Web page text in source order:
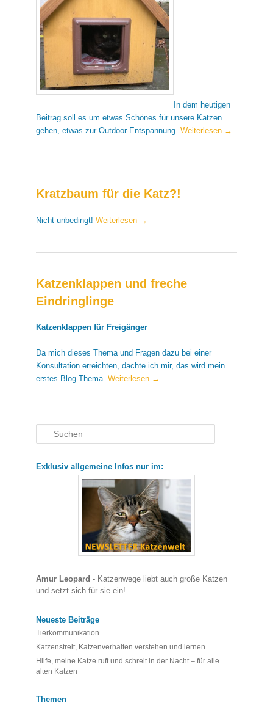
In dem heutigen
Beitrag soll es um etwas Schönes für unsere Katzen
gehen, etwas zur Outdoor-Entspannung.Weiterlesen →
Kratzbaum für die Katz?!
Nicht unbedingt!Weiterlesen →
Katzenklappen und freche
Eindringlinge
Katzenklappen für Freigänger
Da mich dieses Thema und Fragen dazu bei einer
Konsultation erreichten, dachte ich mir, das wird mein
erstes Blog-Thema.Weiterlesen →
Suchen
Exklusiv allgemeine Infos nur im:
Amur Leopard- Katzenwege liebt auch große Katzen
und setzt sich für sie ein!
Neueste Beiträge
Tierkommunikation
Katzenstreit, Katzenverhalten verstehen und lernen
Hilfe, meine Katze ruft und schreit in der Nacht – für alle
alten Katzen
Themen